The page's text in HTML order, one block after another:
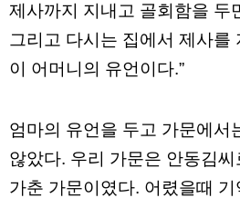
머제사까지 지내고 골회함을 두
그리고 다시는 집에서 제사를
이 어머니의 유언이다.”
엄마의 유언을 두고 가문에서
않았다. 우리 가문은 안동김
가춘 가문이였다. 어렸을때